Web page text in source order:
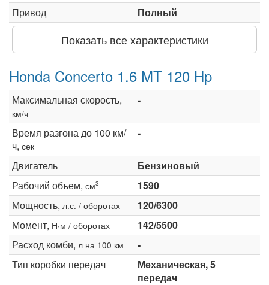
Привод
Полный
Показать все характеристики
Honda Concerto 1.6 MT 120 Hp
Максимальная скорость,
км/ч
-
Время разгона до 100 км/
ч, сек
-
Двигатель
Бензиновый
Рабочий объем, см3
1590
Мощность, л.с. / оборотах
120/6300
Момент, Н·м / оборотах
142/5500
Расход комби, л на 100 км
-
Тип коробки передач
Механическая, 5
передач